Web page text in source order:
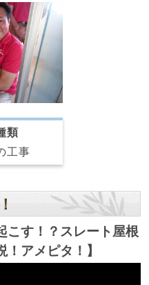
類
工事
こす！？スレート屋根
アメピタ！】